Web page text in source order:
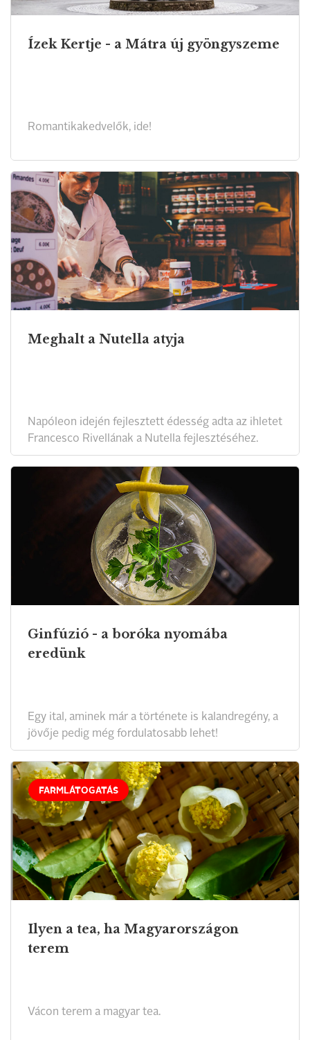
Ízek Kertje - a Mátra új gyöngyszeme
Romantikakedvelők, ide!
Meghalt a Nutella atyja
Napóleon idején fejlesztett édesség adta az ihletet
Francesco Rivellának a Nutella fejlesztéséhez.
Ginfúzió - a boróka nyomába
eredünk
Egy ital, aminek már a története is kalandregény, a
jövője pedig még fordulatosabb lehet!
FARMLÁTOGATÁS
Ilyen a tea, ha Magyarországon
terem
Vácon terem a magyar tea.